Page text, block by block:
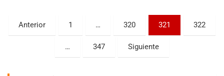
Paginación
de
entradas
Anterior 1 … 320 321 322
… 347 Siguiente
ENTRERRIANO - F6 (POSTERGADA)
Villaguay (Entre Ríos)